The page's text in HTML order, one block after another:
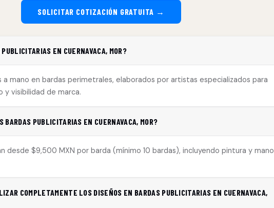
SOLICITAR COTIZACIÓN GRATUITA →
EN CUERNAVACA, MOR?
a mano en bardas perimetrales, elaborados por artistas especializados para
y visibilidad de marca.
BARDAS PUBLICITARIAS EN CUERNAVACA, MOR?
desde $9,500 MXN por barda (mínimo 10 bardas), incluyendo pintura y mano
COMPLETAMENTE LOS DISEÑOS EN BARDAS PUBLICITARIAS EN CUERNAVACA,